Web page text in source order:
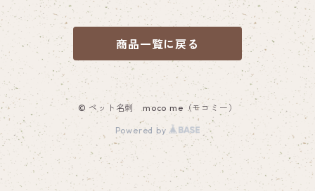
商品一覧に戻る
© ペット名刺 moco me（モコミー）
Powered by